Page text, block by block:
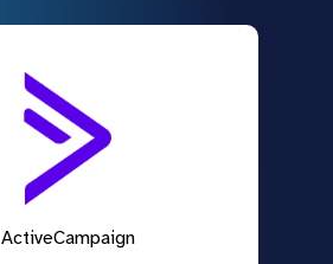
ActiveCampaign